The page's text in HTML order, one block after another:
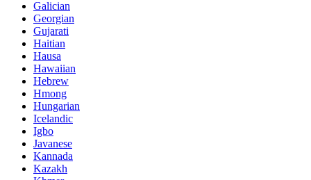
Galician
Georgian
Gujarati
Haitian
Hausa
Hawaiian
Hebrew
Hmong
Hungarian
Icelandic
Igbo
Javanese
Kannada
Kazakh